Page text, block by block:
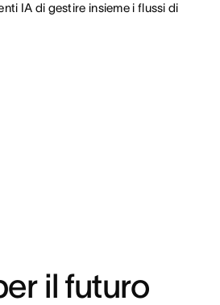
IA di gestire insieme i flussi di
il futuro